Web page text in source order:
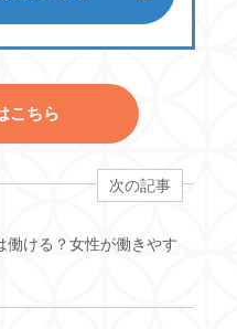
こちら
次の記事
働ける？女性が働きやす